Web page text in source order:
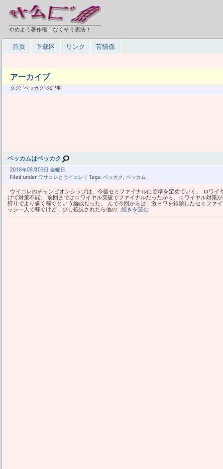
やめよう著作権！なくそう憲法！
首页 下载区 リンク 苦情係
アーカイブ
タグ: ‘ベッカク’ の記事
ベッカムはベッカク
2018年08月03日 金曜日
Filed under ワサコレとウイコレ | Tags: ベッカク, ベッカム
ウイコレのチャンピオンシップは、今後セミファイナルに照準を定めていく。 ロワ
けで対策不能。 前回まではロワイヤル突破でファイナルだったから、ロワイヤル対策
狩りでより多く稼ぐという編成だった。 んで今回からは、激ヨワを排除したセミファ
ッシ一人で稼ぐけど、少し抵抗されたら他の…続きを読む